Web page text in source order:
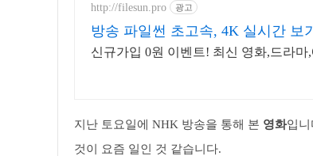
http://filesun.pro 광고
방송 파일썬 초고속, 4K 실시간 보
신규가입 0원 이벤트! 최신 영화,드라
지난 토요일에 NHK 방송을 통해 본 영화입니
것이 요즘 일인 것 같습니다.